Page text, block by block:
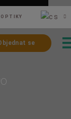
se